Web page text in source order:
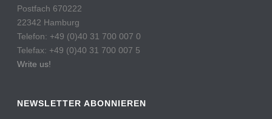
Postfach 670222
22342 Hamburg
Telefon: +49 (0)40 31 700 007 0
Telefax: +49 (0)40 31 700 007 5
Write us!
NEWSLETTER ABONNIEREN